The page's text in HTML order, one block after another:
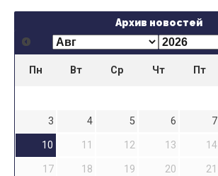
Архив новостей
Пн Вт Ср Чт Пт
3
4 5 6 7
10
11 12 13 14
17
18 19 20 21